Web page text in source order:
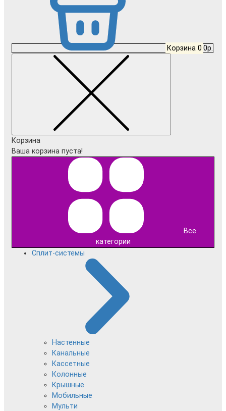
Корзина 0 0р.
Корзина
Ваша корзина пуста!
Все
категории
Сплит-системы
Настенные
Канальные
Кассетные
Колонные
Крышные
Мобильные
Мульти